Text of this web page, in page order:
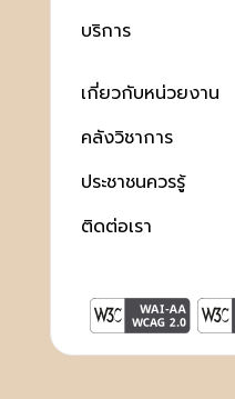
บริการ
เกี่ยวกับหน่วยงาน
คลังวิชาการ
ประชาชนควรรู้
ติดต่อเรา